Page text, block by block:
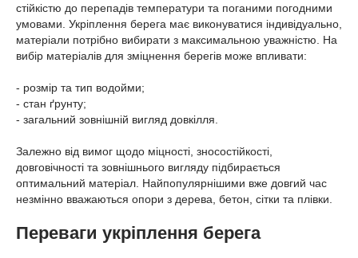
стійкістю до перепадів температури та поганими погодними
умовами. Укріплення берега має виконуватися індивідуально,
матеріали потрібно вибирати з максимальною уважністю. На
вибір матеріалів для зміцнення берегів може впливати:
- розмір та тип водойми;
- стан ґрунту;
- загальний зовнішній вигляд довкілля.
Залежно від вимог щодо міцності, зносостійкості,
довговічності та зовнішнього вигляду підбирається
оптимальний матеріал. Найпопулярнішими вже довгий час
незмінно вважаються опори з дерева, бетон, сітки та плівки.
Переваги укріплення берега